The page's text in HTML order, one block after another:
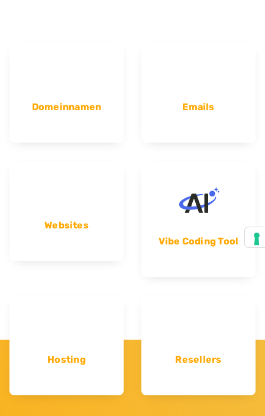
Domeinnamen Emails
Websites
Vibe Coding Tool
Hosting Resellers